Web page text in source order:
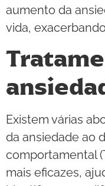
aumento da
vida,
Existem várias
da ansiedade ao
comportamental
mais eficazes,